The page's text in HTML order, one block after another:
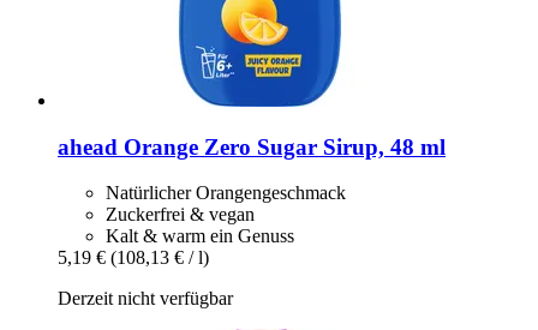
ahead Orange Zero Sugar Sirup, 48 ml
Natürlicher Orangengeschmack
Zuckerfrei & vegan
Kalt & warm ein Genuss
5,19 € (108,13 € / l)
Derzeit nicht verfügbar